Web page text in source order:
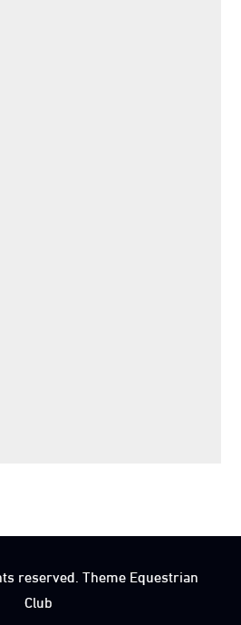
reserved. Theme Equestrian
Club